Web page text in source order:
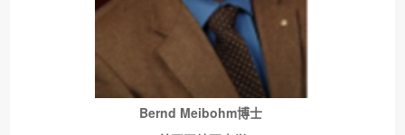
Bernd Meibohm博士